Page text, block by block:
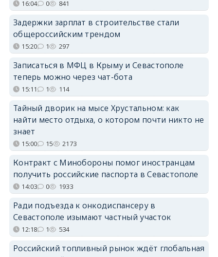
16:04 0 841
Задержки зарплат в строительстве стали
общероссийским трендом
15:20 1 297
Записаться в МФЦ в Крыму и Севастополе
теперь можно через чат-бота
15:11 1 114
Тайный дворик на мысе Хрустальном: как
найти место отдыха, о котором почти никто не
знает
15:00 15 2173
Контракт с Минобороны помог иностранцам
получить российские паспорта в Севастополе
14:03 0 1933
Ради подъезда к онкодиспансеру в
Севастополе изымают частный участок
12:18 1 534
Российский топливный рынок ждёт глобальная